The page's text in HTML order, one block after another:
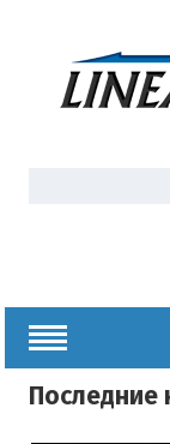
Последние